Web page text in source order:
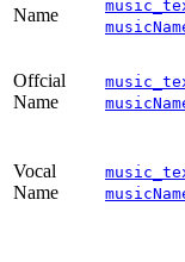
Name
Offcial
Name
Vocal
Name